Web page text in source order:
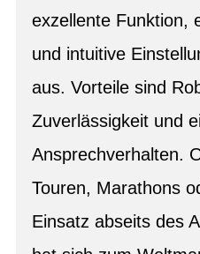
exzellente Funktion,
und intuitive
aus. Vorteile sind
Zuverlässigkeit und
Ansprechverhalten.
Touren, Marathons
Einsatz abseits des